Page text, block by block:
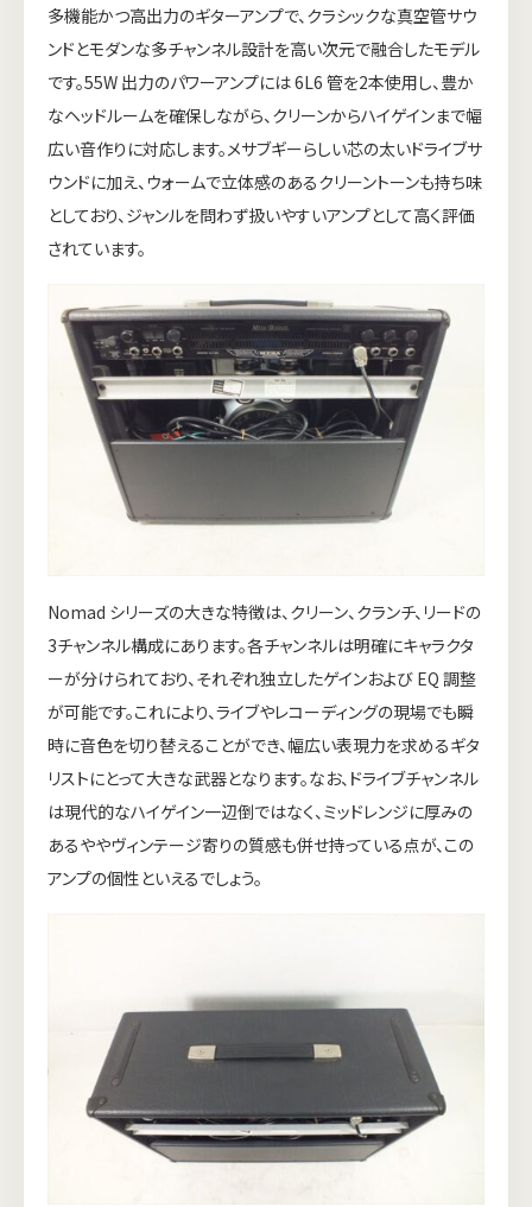
多機能かつ高出力のギターアンプで、クラシックな真空管サウ
ンドとモダンな多チャンネル設計を高い次元で融合したモデル
です。55W 出力のパワーアンプには 6L6 管を2本使用し、豊か
なヘッドルームを確保しながら、クリーンからハイゲインまで幅
広い音作りに対応します。メサブギーらしい芯の太いドライブサ
ウンドに加え、ウォームで立体感のあるクリーントーンも持ち味
としており、ジャンルを問わず扱いやすいアンプとして高く評価
されています。
Nomad シリーズの大きな特徴は、クリーン、クランチ、リードの
3チャンネル構成にあります。各チャンネルは明確にキャラクタ
ーが分けられており、それぞれ独立したゲインおよび EQ 調整
が可能です。これにより、ライブやレコーディングの現場でも瞬
時に音色を切り替えることができ、幅広い表現力を求めるギタ
リストにとって大きな武器となります。なお、ドライブチャンネル
は現代的なハイゲイン一辺倒ではなく、ミッドレンジに厚みの
あるややヴィンテージ寄りの質感も併せ持っている点が、この
アンプの個性といえるでしょう。